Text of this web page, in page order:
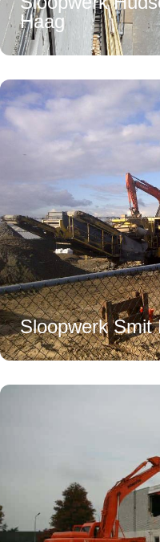
Haag
Sloopwerk Smit